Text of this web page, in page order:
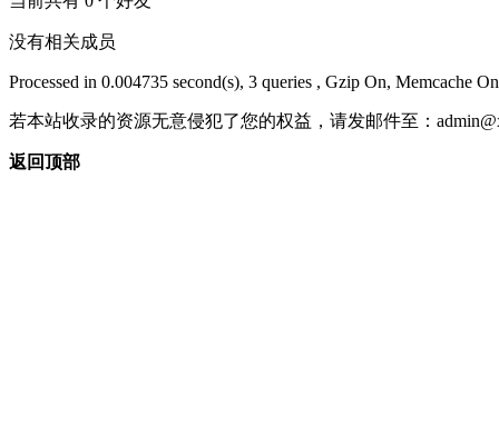
没有相关成员
Processed in 0.004735 second(s), 3 queries , Gzip On, Memcache
若本站收录的资源无意侵犯了您的权益，请发邮件至：
返回顶部